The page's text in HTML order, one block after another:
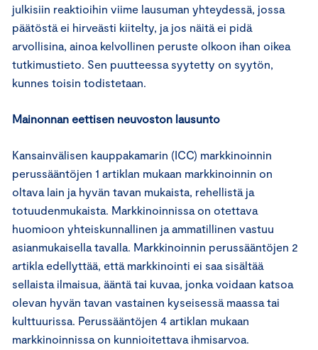
julkisiin reaktioihin viime lausuman yhteydessä, jossa
päätöstä ei hirveästi kiitelty, ja jos näitä ei pidä
arvollisina, ainoa kelvollinen peruste olkoon ihan oikea
tutkimustieto. Sen puutteessa syytetty on syytön,
kunnes toisin todistetaan.
Mainonnan eettisen neuvoston lausunto
Kansainvälisen kauppakamarin (ICC) markkinoinnin
perussääntöjen 1 artiklan mukaan markkinoinnin on
oltava lain ja hyvän tavan mukaista, rehellistä ja
totuudenmukaista. Markkinoinnissa on otettava
huomioon yhteiskunnallinen ja ammatillinen vastuu
asianmukaisella tavalla. Markkinoinnin perussääntöjen 2
artikla edellyttää, että markkinointi ei saa sisältää
sellaista ilmaisua, ääntä tai kuvaa, jonka voidaan katsoa
olevan hyvän tavan vastainen kyseisessä maassa tai
kulttuurissa. Perussääntöjen 4 artiklan mukaan
markkinoinnissa on kunnioitettava ihmisarvoa.